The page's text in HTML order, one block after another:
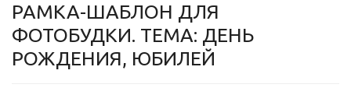
РАМКА-ШАБЛОН ДЛЯ
ФОТОБУДКИ. ТЕМА: ДЕНЬ
РОЖДЕНИЯ, ЮБИЛЕЙ